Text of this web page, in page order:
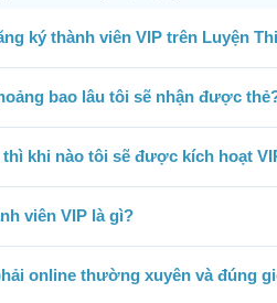
ký thành viên VIP trên Luyện
bao lâu tôi sẽ nhận được
thì khi nào tôi sẽ được kích hoạt
viên VIP là gì?
online thường xuyên và đúng